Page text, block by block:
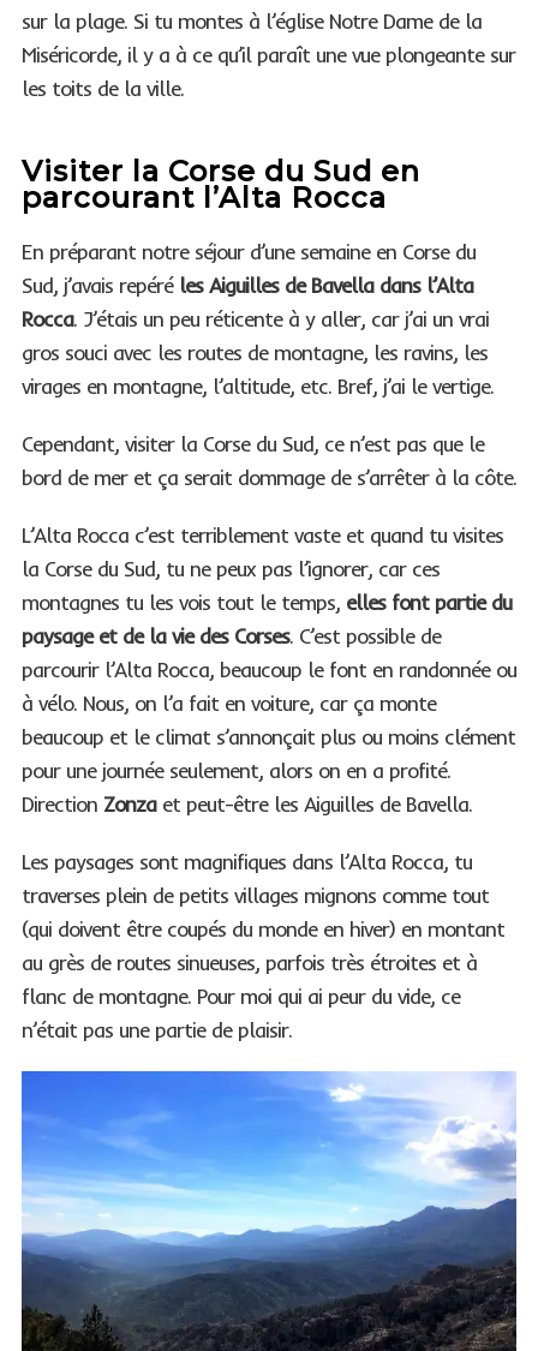
sur la plage. Si tu montes à l’église Notre Dame de la
Miséricorde, il y a à ce qu’il paraît une vue plongeante sur
les toits de la ville.
Visiter la Corse du Sud en
parcourant l’Alta Rocca
En préparant notre séjour d’une semaine en Corse du
Sud, j’avais repéré les Aiguilles de Bavella dans l’Alta
Rocca. J’étais un peu réticente à y aller, car j’ai un vrai
gros souci avec les routes de montagne, les ravins, les
virages en montagne, l’altitude, etc. Bref, j’ai le vertige.
Cependant, visiter la Corse du Sud, ce n’est pas que le
bord de mer et ça serait dommage de s’arrêter à la côte.
L’Alta Rocca c’est terriblement vaste et quand tu visites
la Corse du Sud, tu ne peux pas l’ignorer, car ces
montagnes tu les vois tout le temps, elles font partie du
paysage et de la vie des Corses. C’est possible de
parcourir l’Alta Rocca, beaucoup le font en randonnée ou
à vélo. Nous, on l’a fait en voiture, car ça monte
beaucoup et le climat s’annonçait plus ou moins clément
pour une journée seulement, alors on en a profité.
Direction Zonzaet peut-être les Aiguilles de Bavella.
Les paysages sont magnifiques dans l’Alta Rocca, tu
traverses plein de petits villages mignons comme tout
(qui doivent être coupés du monde en hiver) en montant
au grès de routes sinueuses, parfois très étroites et à
flanc de montagne. Pour moi qui ai peur du vide, ce
n’était pas une partie de plaisir.